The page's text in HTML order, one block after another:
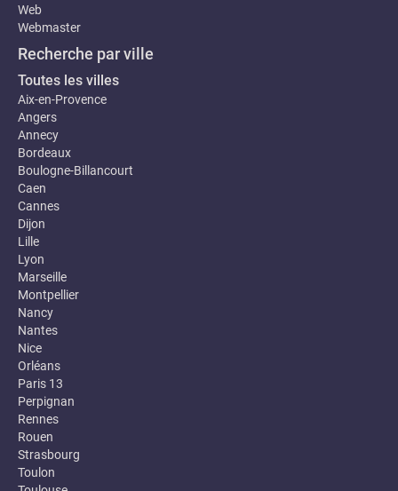
Web
Webmaster
Recherche par ville
Toutes les villes
Aix-en-Provence
Angers
Annecy
Bordeaux
Boulogne-Billancourt
Caen
Cannes
Dijon
Lille
Lyon
Marseille
Montpellier
Nancy
Nantes
Nice
Orléans
Paris 13
Perpignan
Rennes
Rouen
Strasbourg
Toulon